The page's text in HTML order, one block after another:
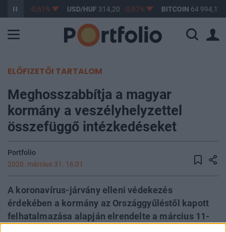
363,17 -0,61% USD/HUF 314,20 -0,87% BITCOIN 64 994,12
ELŐFIZETŐI TARTALOM
Meghosszabbítja a magyar
kormány a veszélyhelyzettel
összefüggő intézkedéseket
Portfolio
2020. március 31. 16:01
A koronavírus-járvány elleni védekezés
érdekében a kormány az Országgyűléstől kapott
felhatalmazása alapján elrendelte a március 11-